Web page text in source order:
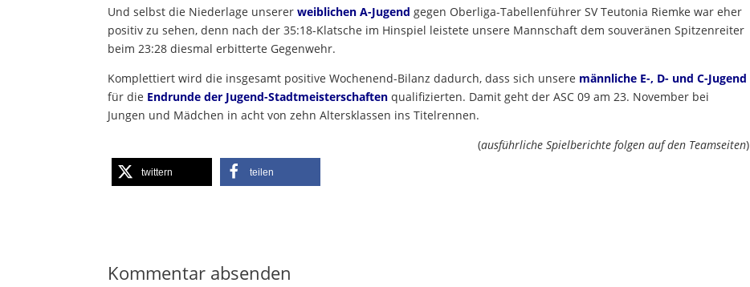
Und selbst die Niederlage unsererweiblichen A-Jugend gegen Oberliga-Tabellenführer SV Teutonia Riemke war eher
positiv zu sehen, denn nach der 35:18-Klatsche im Hinspiel leistete unsere Mannschaft dem souveränen Spitzenreiter
beim 23:28 diesmal erbitterte Gegenwehr.
Komplettiert wird die insgesamt positive Wochenend-Bilanz dadurch, dass sich unsere männliche E-, D- und C-Jugend
für die Endrunde der Jugend-Stadtmeisterschaften qualifizierten. Damit geht der ASC 09 am 23. November bei
Jungen und Mädchen in acht von zehn Altersklassen ins Titelrennen.
(ausführliche Spielberichte folgen auf den Teamseiten)
twittern teilen
Kommentar absenden